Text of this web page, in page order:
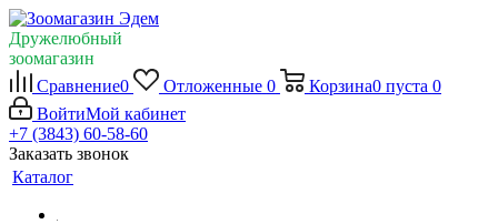
Дружелюбный
зоомагазин
Сравнение0 Отложенные 0 Корзина0 пуста 0
ВойтиМой кабинет
+7 (3843) 60-58-60
Заказать звонок
Каталог